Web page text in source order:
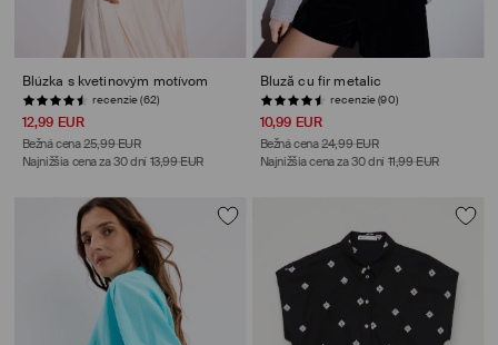
Blúzka s kvetinovým motívom
recenzie (62)
12,99 EUR
Bežná cena 25,99 EUR
Najnižšia cena za 30 dní 13,99 EUR
Bluză cu fir metalic
recenzie (90)
10,99 EUR
Bežná cena 24,99 EUR
Najnižšia cena za 30 dní 11,99 EUR